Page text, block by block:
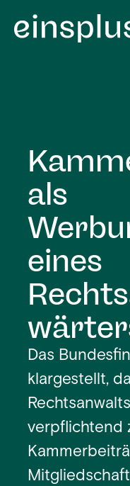
als
eines
Das
klargestellt,
verpflichtend